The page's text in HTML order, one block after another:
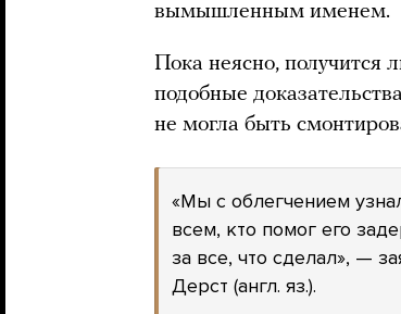
вымышленным именем.
Пока неясно, получится
подобные
не могла быть
«Мы с облегчением
всем, кто помог его
за все, что сделал», —
Дерст (англ. яз.).